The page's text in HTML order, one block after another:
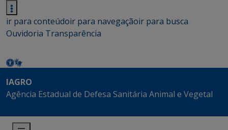
ir para conteúdoir para navegaçãoir para busca
Ouvidoria Transparência
IAGRO
Agência Estadual de Defesa Sanitária Animal e Vegetal